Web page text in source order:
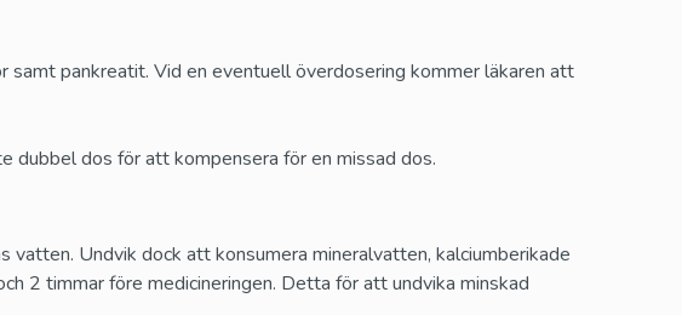
pankreatit. Vid en eventuell överdosering kommer läkaren att
dubbel dos för att kompensera för en missad dos.
Undvik dock att konsumera mineralvatten, kalciumberikade
2 timmar före medicineringen. Detta för att undvika minskad